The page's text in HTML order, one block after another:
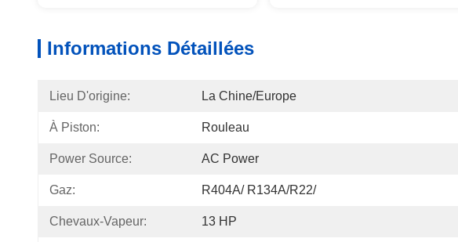
Informations Détaillées
Lieu D'origine: La Chine/Europe
À Piston: Rouleau
Power Source: AC Power
Gaz: R404A/ R134A/R22/
Chevaux-Vapeur: 13 HP